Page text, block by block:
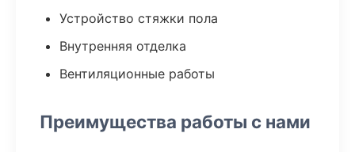
Устройство стяжки пола
Внутренняя отделка
Вентиляционные работы
Преимущества работы с нами